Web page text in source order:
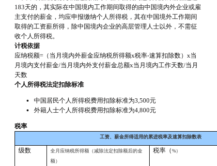
183天的，其实际在中国境内工作期间取得的由中国境内外企业或雇
主支付的薪金，均应申报缴纳个人所得税，其在中国境外工作期间
取得的工资薪所得，除中国境内企业的高层管理人士以外，不需征
收个人所得税。
计税依据
应纳税额=（当月境内外薪金应纳税所得额x税率-速算扣除数）x当
月境内支付薪金/当月境内外支付薪金总额x当月境内工作天数/当月
天数
个人所得税法定扣除标准
中国居民个人所得税费用扣除标准为3,500元
外籍人士个人所得税费用扣除标准为4,800元
税率
工资、薪金所得适用的累进税率及速算扣除数表
级数
全月应纳税所得额（减除法定扣除额后的金
额）
税率（%）